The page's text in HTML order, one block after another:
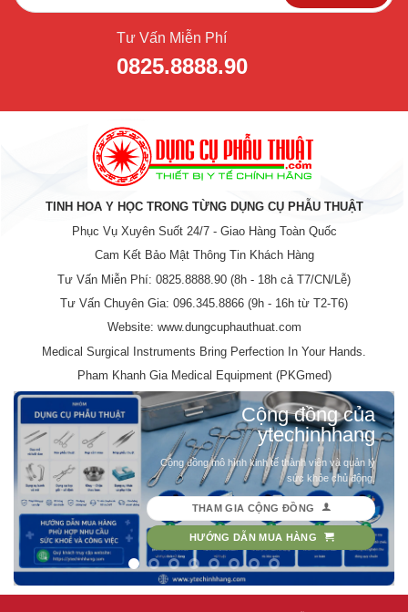
Tư Vấn Miễn Phí
0825.8888.90
TINH HOA Y HỌC TRONG TỪNG DỤNG CỤ PHẪU THUẬT
Phục Vụ Xuyên Suốt 24/7 - Giao Hàng Toàn Quốc
Cam Kết Bảo Mật Thông Tin Khách Hàng
Tư Vấn Miễn Phí: 0825.8888.90 (8h - 18h cả T7/CN/Lễ)
Tư Vấn Chuyên Gia: 096.345.8866 (9h - 16h từ T2-T6)
Website: www.dungcuphauthuat.com
Medical Surgical Instruments Bring Perfection In Your Hands.
Pham Khanh Gia Medical Equipment (PKGmed)
Cộng đồng của
ytechinhhang
Cộng đồng mô hình kinh tế thành viên và quản lý
sức khỏe chủ động.
THAM GIA CỘNG ĐỒNG
HƯỚNG DẪN MUA HÀNG